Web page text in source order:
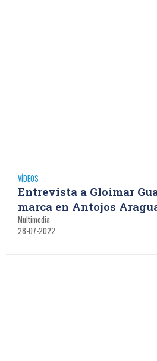
VÍDEOS
Entrevista a Gloimar
marca en Antojos
Multimedia
28-07-2022